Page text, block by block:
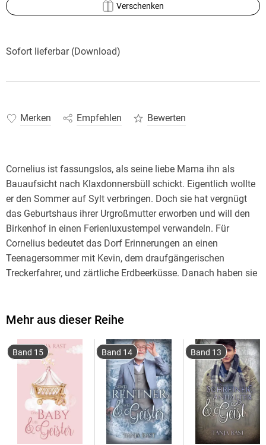
Verschenken
Sofort lieferbar (Download)
Merken Empfehlen Bewerten
Cornelius ist fassungslos, als seine liebe Mama ihn als
Bauaufsicht nach Klaxdonnersbüll schickt. Eigentlich wollte
er den Sommer auf Sylt verbringen. Doch sie hat vergnügt
das Geburtshaus ihrer Urgroßmutter erworben und will den
Birkenhof in einen Ferienluxustempel verwandeln. Für
Cornelius bedeutet das Dorf Erinnerungen an einen
Teenagersommer mit Kevin, dem draufgängerischen
Treckerfahrer, und zärtliche Erdbeerküsse. Danach haben sie
die ländliche Einöde zurück und wird prompt von seiner
findet Kevin das Auto mit dem schmerzgeplagten Cornelius.
Er erkennt ihn sofort und nimmt ihn erst einmal mit in seine
Wohnung über der Töpferwerkstatt. In diesem Zustand fährt
der nicht weiter durch die Gegend! Am nächsten Tag bricht
Cornelius zum Birkenhof auf, und Kevin grübelt natürlich, ob
aus ihnen wieder etwas werden könnte. Doch dann taucht
Cornelius vollkommen aufgelöst bei ihm in der Töpferstube
Mehr aus dieser Reihe
Band 15 Band 14 Band 13